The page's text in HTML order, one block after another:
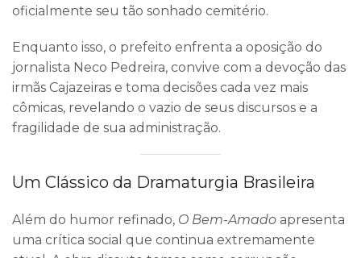
oficialmente seu tão sonhado cemitério.
Enquanto isso, o prefeito enfrenta a oposição do
jornalista Neco Pedreira, convive com a devoção das
irmãs Cajazeiras e toma decisões cada vez mais
cômicas, revelando o vazio de seus discursos e a
fragilidade de sua administração.
Um Clássico da Dramaturgia Brasileira
Além do humor refinado, O Bem-Amado apresenta
uma crítica social que continua extremamente